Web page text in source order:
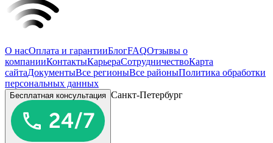
О насОплата и гарантииБлогFAQОтзывы о
компанииКонтактыКарьераСотрудничествоКарта
сайтаДокументыВсе регионыВсе районыПолитика обработки
персональных данных
Бесплатная консультация Санкт-Петербург